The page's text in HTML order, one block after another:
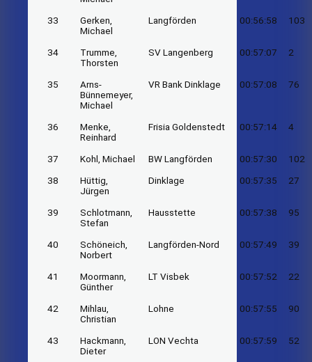
33
Gerken,
Michael
Langförden 00:56:58 103
34
Trumme,
Thorsten
SV Langenberg 00:57:07 2
35
Arns-
Bünnemeyer,
Michael
VR Bank Dinklage 00:57:08 76
36
Menke,
Reinhard
Frisia Goldenstedt 00:57:14 4
37 Kohl, Michael BW Langförden 00:57:30 102
38
Hüttig,
Jürgen
Dinklage 00:57:35 27
39
Schlotmann,
Stefan
Hausstette 00:57:38 95
40
Schöneich,
Norbert
Langförden-Nord 00:57:49 39
41
Moormann,
Günther
LT Visbek 00:57:52 22
42
Mihlau,
Christian
Lohne 00:57:55 90
43
Hackmann,
Dieter
LON Vechta 00:57:59 52